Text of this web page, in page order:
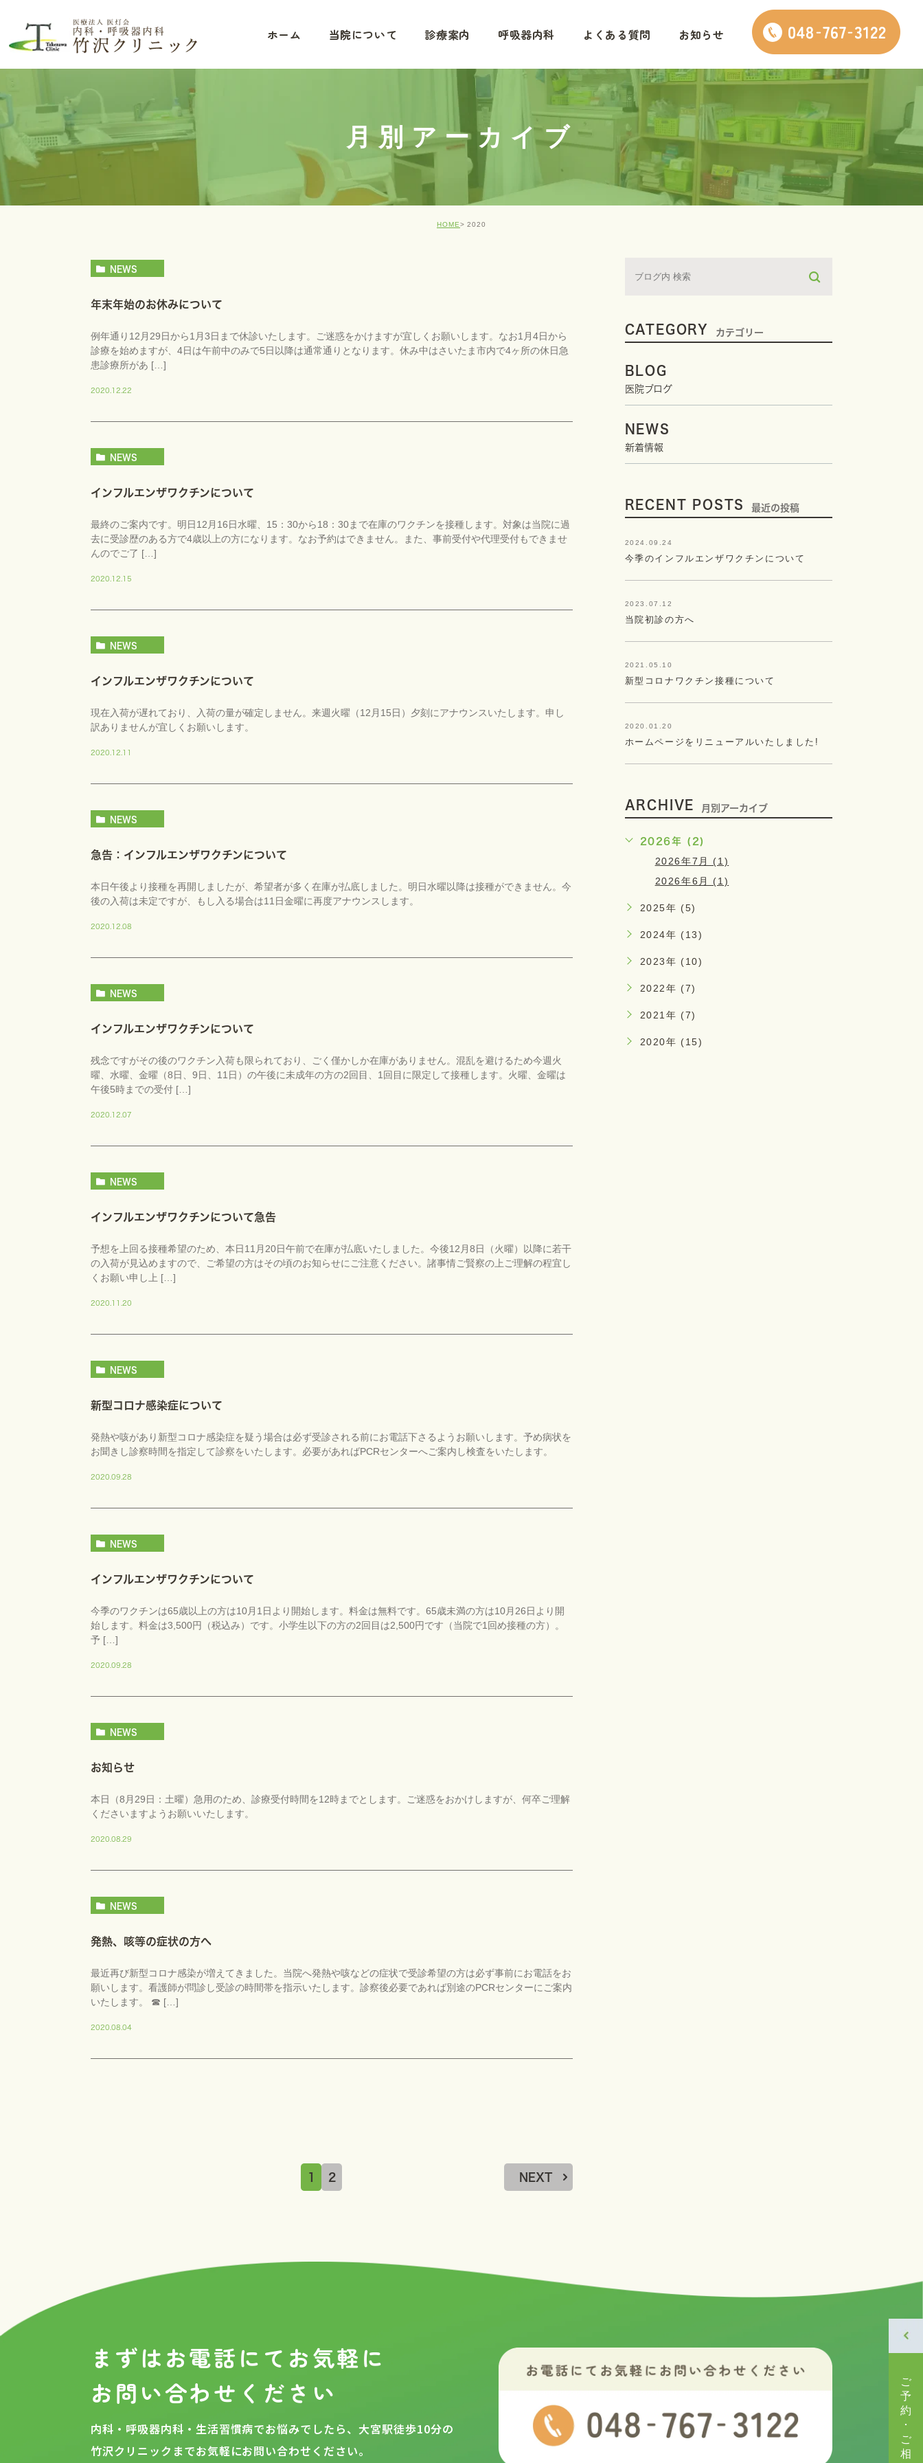
ホーム 当院について 診療案内 呼吸器内科 よくある質問 お知らせ
月別アーカイブ
HOME 2020
NEWS
年末年始のお休みについて
例年通り12月29日から1月3日まで休診いたします。ご迷惑をかけますが宜しくお願いします。なお1月4日から
診療を始めますが、4日は午前中のみで5日以降は通常通りとなります。休み中はさいたま市内で4ヶ所の休日急
患診療所があ […]
2020.12.22
NEWS
インフルエンザワクチンについて
最終のご案内です。明日12月16日水曜、15：30から18：30まで在庫のワクチンを接種します。対象は当院に過
去に受診歴のある方で4歳以上の方になります。なお予約はできません。また、事前受付や代理受付もできませ
んのでご了 […]
2020.12.15
NEWS
インフルエンザワクチンについて
現在入荷が遅れており、入荷の量が確定しません。来週火曜（12月15日）夕刻にアナウンスいたします。申し
訳ありませんが宜しくお願いします。
2020.12.11
NEWS
急告：インフルエンザワクチンについて
本日午後より接種を再開しましたが、希望者が多く在庫が払底しました。明日水曜以降は接種ができません。今
後の入荷は未定ですが、もし入る場合は11日金曜に再度アナウンスします。
2020.12.08
NEWS
インフルエンザワクチンについて
残念ですがその後のワクチン入荷も限られており、ごく僅かしか在庫がありません。混乱を避けるため今週火
曜、水曜、金曜（8日、9日、11日）の午後に未成年の方の2回目、1回目に限定して接種します。火曜、金曜は
午後5時までの受付 […]
2020.12.07
NEWS
インフルエンザワクチンについて急告
予想を上回る接種希望のため、本日11月20日午前で在庫が払底いたしました。今後12月8日（火曜）以降に若干
の入荷が見込めますので、ご希望の方はその頃のお知らせにご注意ください。諸事情ご賢察の上ご理解の程宜し
くお願い申し上 […]
2020.11.20
NEWS
新型コロナ感染症について
発熱や咳があり新型コロナ感染症を疑う場合は必ず受診される前にお電話下さるようお願いします。予め病状を
お聞きし診察時間を指定して診察をいたします。必要があればPCRセンターへご案内し検査をいたします。
2020.09.28
NEWS
インフルエンザワクチンについて
今季のワクチンは65歳以上の方は10月1日より開始します。料金は無料です。65歳未満の方は10月26日より開
始します。料金は3,500円（税込み）です。小学生以下の方の2回目は2,500円です（当院で1回め接種の方）。
予 […]
2020.09.28
NEWS
お知らせ
本日（8月29日：土曜）急用のため、診療受付時間を12時までとします。ご迷惑をおかけしますが、何卒ご理解
くださいますようお願いいたします。
2020.08.29
NEWS
発熱、咳等の症状の方へ
最近再び新型コロナ感染が増えてきました。当院へ発熱や咳などの症状で受診希望の方は必ず事前にお電話をお
願いします。看護師が問診し受診の時間帯を指示いたします。診察後必要であれば別途のPCRセンターにご案内
いたします。 ☎ […]
2020.08.04
1 2 NEXT
CATEGORY カテゴリー
BLOG
医院ブログ
NEWS
新着情報
RECENT POSTS 最近の投稿
2024.09.24
今季のインフルエンザワクチンについて
2023.07.12
当院初診の方へ
2021.05.10
新型コロナワクチン接種について
2020.01.20
ホームページをリニューアルいたしました!
ARCHIVE 月別アーカイブ
2026年 (2)
2026年7月 (1)
2026年6月 (1)
2025年 (5)
2024年 (13)
2023年 (10)
2022年 (7)
2021年 (7)
2020年 (15)
まずはお電話にてお気軽に
お問い合わせください
内科・呼吸器内科・生活習慣病でお悩みでしたら、大宮駅徒歩10分の
竹沢クリニックまでお気軽にお問い合わせください。